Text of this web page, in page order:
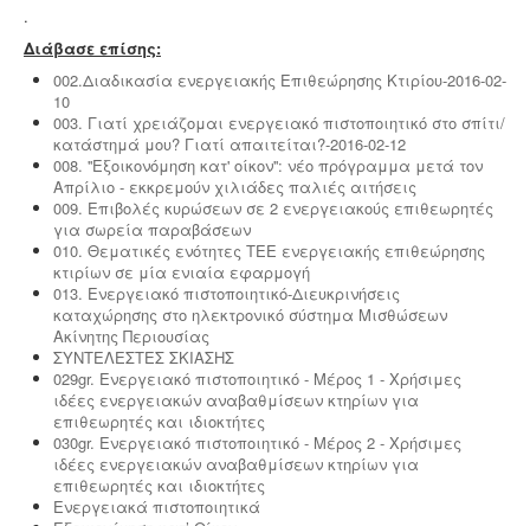
Τακτοποίηση εξ αδιαιρέτου εκτός σχεδίου -
με τις από 12-06-2018 νέες διατάξεις του νόμου
4495/2017 τα εκτός σχεδίου εξ αδιαιρέτου μπορούν να
προχωρήσουν σε σύσταση διαίρεσης ιδιοκτησίας
κατόπιν αγωγής στο πρωτοδικείο από το 65% των
συνιδιοκτητών..
Νομιμοποίηση γεώτρησης - Όλες οι μεταβιβάσεις
ακινήτων, στα οποία υπάρχει γεώτρηση, εκτελούνται
κατόπιν νομιμοποίησης της γεώτρησης. Για να
προχωρήσει η συμβολαιογραφική πράξη θα πρέπει να
έχει εκδοθεί κωδικός ΕΜΣΥ ενεργού ή ανενεργού
σημείου υδροληψίας
.
Διάβασε επίσης:
002.Διαδικασία ενεργειακής Επιθεώρησης Κτιρίου-2016-02-
10
003. Γιατί χρειάζομαι ενεργειακό πιστοποιητικό στο σπίτι/
κατάστημά μου? Γιατί απαιτείται?-2016-02-12
008. ''Εξοικονόμηση κατ' οίκον'': νέο πρόγραμμα μετά τον
Απρίλιο - εκκρεμούν χιλιάδες παλιές αιτήσεις
009. Eπιβολές κυρώσεων σε 2 ενεργειακούς επιθεωρητές
για σωρεία παραβάσεων
010. Θεματικές ενότητες ΤΕΕ ενεργειακής επιθεώρησης
κτιρίων σε μία ενιαία εφαρμογή
013. Ενεργειακό πιστοποιητικό-Διευκρινήσεις
καταχώρησης στο ηλεκτρονικό σύστημα Μισθώσεων
Ακίνητης Περιουσίας
ΣΥΝΤΕΛΕΣΤΕΣ ΣΚΙΑΣΗΣ
029gr. Ενεργειακό πιστοποιητικό - Μέρος 1 - Χρήσιμες
ιδέες ενεργειακών αναβαθμίσεων κτηρίων για
επιθεωρητές και ιδιοκτήτες
030gr. Ενεργειακό πιστοποιητικό - Μέρος 2 - Χρήσιμες
ιδέες ενεργειακών αναβαθμίσεων κτηρίων για
επιθεωρητές και ιδιοκτήτες
Ενεργειακά πιστοποιητικά